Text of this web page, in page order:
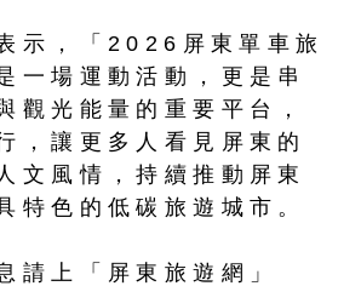
示，「2026屏東單車旅
一場運動活動，更是串
觀光能量的重要平台，
，讓更多人看見屏東的
文風情，持續推動屏東
特色的低碳旅遊城市。
請上「屏東旅遊網」